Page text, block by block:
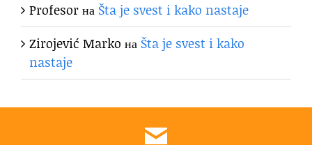
Profesorна Šta je svest i kako nastaje
Zirojević Marko на Šta je svest i kako
nastaje